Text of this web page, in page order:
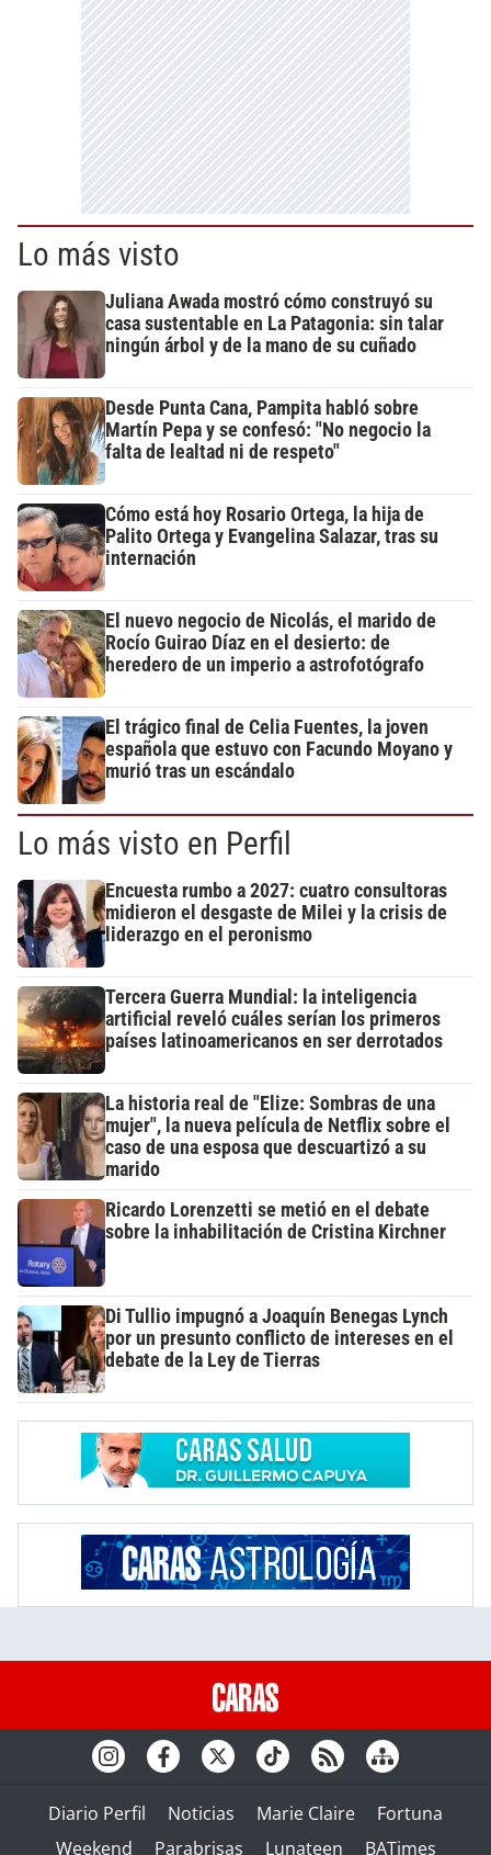
Lo más visto
Juliana Awada mostró cómo construyó su
casa sustentable en La Patagonia: sin talar
ningún árbol y de la mano de su cuñado
Desde Punta Cana, Pampita habló sobre
Martín Pepa y se confesó: "No negocio la
falta de lealtad ni de respeto"
Cómo está hoy Rosario Ortega, la hija de
Palito Ortega y Evangelina Salazar, tras su
internación
El nuevo negocio de Nicolás, el marido de
Rocío Guirao Díaz en el desierto: de
heredero de un imperio a astrofotógrafo
El trágico final de Celia Fuentes, la joven
española que estuvo con Facundo Moyano y
murió tras un escándalo
Lo más visto en Perfil
Encuesta rumbo a 2027: cuatro consultoras
midieron el desgaste de Milei y la crisis de
liderazgo en el peronismo
Tercera Guerra Mundial: la inteligencia
artificial reveló cuáles serían los primeros
países latinoamericanos en ser derrotados
La historia real de "Elize: Sombras de una
mujer", la nueva película de Netflix sobre el
caso de una esposa que descuartizó a su
marido
Ricardo Lorenzetti se metió en el debate
sobre la inhabilitación de Cristina Kirchner
Di Tullio impugnó a Joaquín Benegas Lynch
por un presunto conflicto de intereses en el
debate de la Ley de Tierras
Diario Perfil Noticias Marie Claire
Fortuna
Weekend
Parabrisas Lunateen BATimes